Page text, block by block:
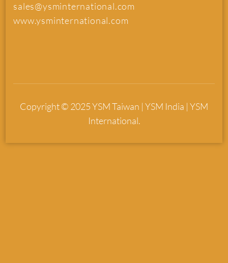
sales@ysminternational.com
www.ysminternational.com
Copyright © 2025 YSM Taiwan | YSM India | YSM
International.